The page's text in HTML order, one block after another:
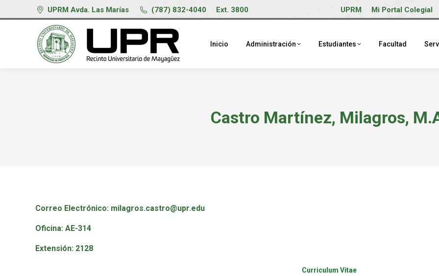
UPRM Avda. Las Marías (787) 832-4040 Ext. 3800 UPRM Mi Portal Colegial
Inicio Administración Estudiantes Facultad
Castro Martínez, Milagros,
Correo Electrónico: milagros.castro@upr.edu
Oficina: AE-314
Extensión: 2128
Curriculum Vitae